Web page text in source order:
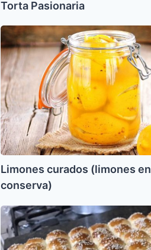
Torta Pasionaria
Limones
curados
(limones
en
conserva)
Limones curados (limones en
conserva)
Pancitos
tipo
“chips”